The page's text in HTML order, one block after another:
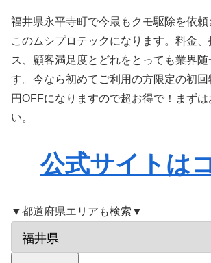
福井県永平寺町で今最もクモ駆除を依
このムシプロテックになります。料金
ス、顧客満足度とどれをとっても業界随
す。今なら初めてご利用の方限定の初
円OFFになりますので超お得で！まず
い。
公式サイトは
▼都道府県エリアも検索▼